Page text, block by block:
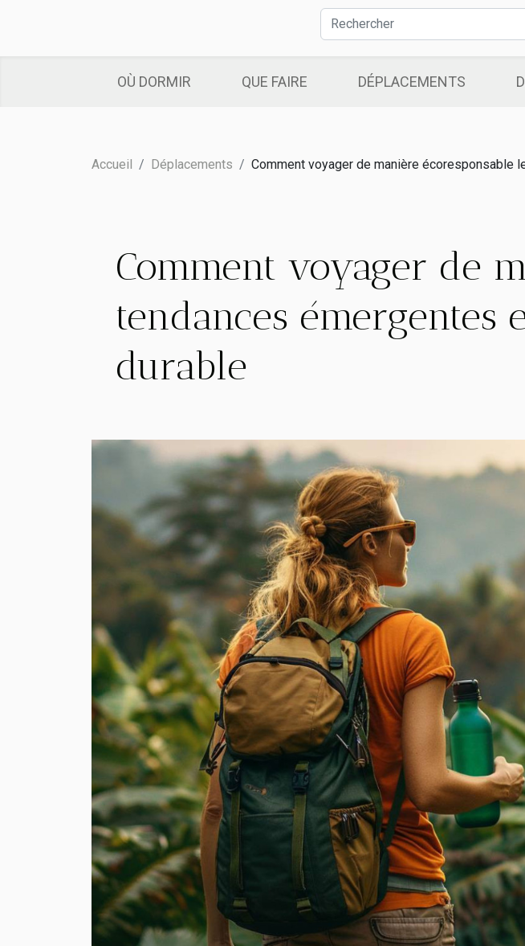
OÙ DORMIR QUE FAIRE DÉPLACEMENTS
Accueil Déplacements Comment voyager de manière écoresponsable
Comment voyager de
tendances émergentes
durable